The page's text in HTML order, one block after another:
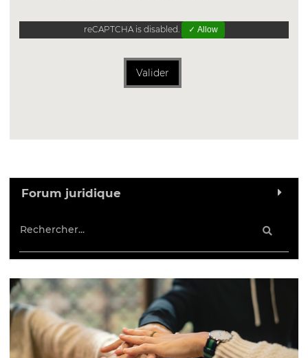
reCAPTCHA is disabled. ✓ Allow
Valider
Forum juridique